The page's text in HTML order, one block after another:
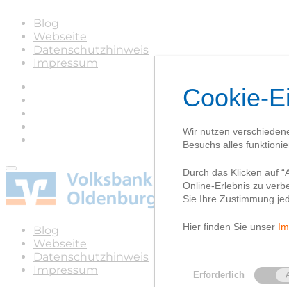
Blog
Webseite
Datenschutzhinweis
Impressum
Blog
Webseite
Datenschutzhinweis
Impressum